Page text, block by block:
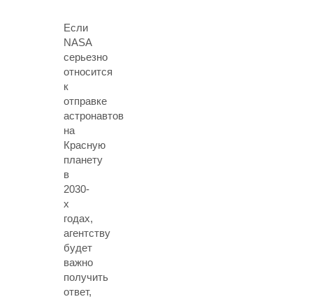
Если
NASA
серьезно
относится
к
отправке
астронавтов
на
Красную
планету
в
2030-
х
годах,
агентству
будет
важно
получить
ответ,